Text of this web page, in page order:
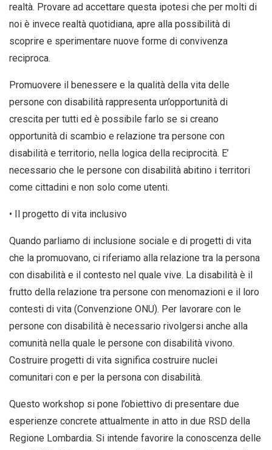
realtà. Provare ad accettare questa ipotesi che per molti di
noi è invece realtà quotidiana, apre alla possibilità di
scoprire e sperimentare nuove forme di convivenza
reciproca.
Promuovere il benessere e la qualità della vita delle
persone con disabilità rappresenta un’opportunità di
crescita per tutti ed è possibile farlo se si creano
opportunità di scambio e relazione tra persone con
disabilità e territorio, nella logica della reciprocità. E’
necessario che le persone con disabilità abitino i territori
come cittadini e non solo come utenti.
• Il progetto di vita inclusivo
Quando parliamo di inclusione sociale e di progetti di vita
che la promuovano, ci riferiamo alla relazione tra la persona
con disabilità e il contesto nel quale vive. La disabilità è il
frutto della relazione tra persone con menomazioni e il loro
contesti di vita (Convenzione ONU). Per lavorare con le
persone con disabilità è necessario rivolgersi anche alla
comunità nella quale le persone con disabilità vivono.
Costruire progetti di vita significa costruire nuclei
comunitari con e per la persona con disabilità.
Questo workshop si pone l’obiettivo di presentare due
esperienze concrete attualmente in atto in due RSD della
Regione Lombardia. Si intende favorire la conoscenza delle